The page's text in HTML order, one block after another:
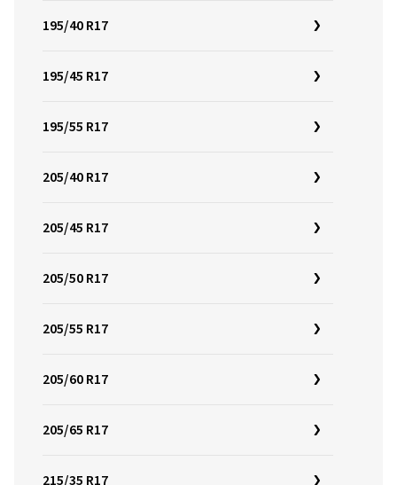
195/40 R17
195/45 R17
195/55 R17
205/40 R17
205/45 R17
205/50 R17
205/55 R17
205/60 R17
205/65 R17
215/35 R17